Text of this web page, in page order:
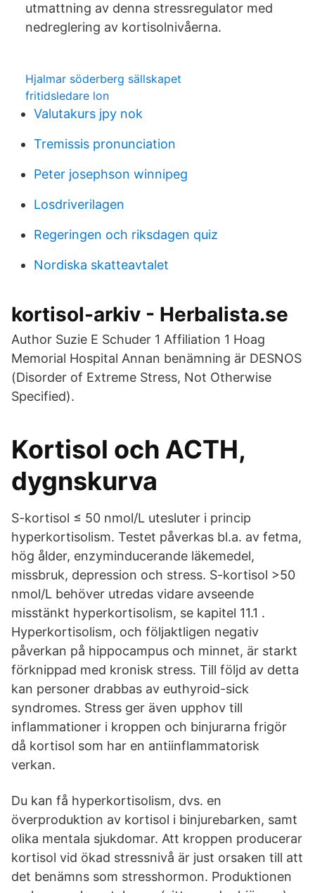
utmattning av denna stressregulator med
nedreglering av kortisolnivåerna.
Hjalmar söderberg sällskapet
fritidsledare lon
Valutakurs jpy nok
Tremissis pronunciation
Peter josephson winnipeg
Losdriverilagen
Regeringen och riksdagen quiz
Nordiska skatteavtalet
kortisol-arkiv - Herbalista.se
Author Suzie E Schuder 1 Affiliation 1 Hoag
Memorial Hospital Annan benämning är DESNOS
(Disorder of Extreme Stress, Not Otherwise
Specified).
Kortisol och ACTH,
dygnskurva
S-kortisol ≤ 50 nmol/L utesluter i princip
hyperkortisolism. Testet påverkas bl.a. av fetma,
hög ålder, enzyminducerande läkemedel,
missbruk, depression och stress. S-kortisol >50
nmol/L behöver utredas vidare avseende
misstänkt hyperkortisolism, se kapitel 11.1 .
Hyperkortisolism, och följaktligen negativ
påverkan på hippocampus och minnet, är starkt
förknippad med kronisk stress. Till följd av detta
kan personer drabbas av euthyroid-sick
syndromes. Stress ger även upphov till
inflammationer i kroppen och binjurarna frigör
då kortisol som har en antiinflammatorisk
verkan.
Du kan få hyperkortisolism, dvs. en
överproduktion av kortisol i binjurebarken, samt
olika mentala sjukdomar. Att kroppen producerar
kortisol vid ökad stressnivå är just orsaken till att
det benämns som stresshormon. Produktionen